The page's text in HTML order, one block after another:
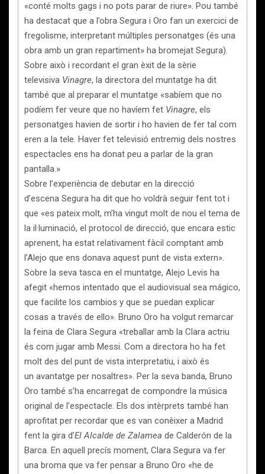
«conté molts gags i no pots parar de riure». Pou també
ha destacat que a l’obra Segura i Oro fan un exercici de
fregolisme, interpretant múltiples personatges (és una
obra amb un gran repartiment» ha bromejat Segura).
Sobre això i recordant el gran èxit de la sèrie
televisiva Vinagre, la directora del muntatge ha dit
també que al preparar el muntatge «sabíem que no
podíem fer veure que no havíem fet Vinagre, els
personatges havien de sortir i ho havien de fer tal com
eren a la tele. Haver fet televisió entremig dels nostres
espectacles ens ha donat peu a parlar de la gran
pantalla.»
Sobre l’experiència de debutar en la direcció
d’escena Segura ha dit que ho voldrà seguir fent tot i
que «es pateix molt, m’ha vingut molt de nou el tema de
la il·luminació, el protocol de direcció, que encara estic
aprenent, ha estat relativament fàcil comptant amb
l’Alejo que ens donava aquest punt de vista extern».
Sobre la seva tasca en el muntatge, Alejo Levis ha
afegit «hemos intentado que el audiovisual sea mágico,
que facilite los cambios y que se puedan explicar
cosas a través de ello». Bruno Oro ha volgut remarcar
la feina de Clara Segura «treballar amb la Clara actriu
és com jugar amb Messi. Com a directora ho ha fet
molt des del punt de vista interpretatiu, i això és
un avantatge per nosaltres». Per la seva banda, Bruno
Oro també s’ha encarregat de compondre la música
original de l’espectacle. Els dos intèrprets també han
aprofitat per recordar que es van conèixer a Madrid
fent la gira d’El Alcalde de Zalamea de Calderón de la
Barca. En aquell precís moment, Clara Segura va fer
una broma que va fer pensar a Bruno Oro «he de